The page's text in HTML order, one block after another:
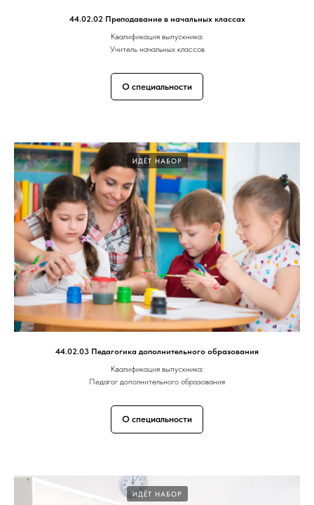
44.02.02 Преподавание в начальных классах
Квалификация выпускника:
Учитель начальных классов
О специальности
ИДЁТ НАБОР
44.02.03 Педагогика дополнительного образования
Квалификация выпускника:
Педагог дополнительного образования
О специальности
ИДЁТ НАБОР